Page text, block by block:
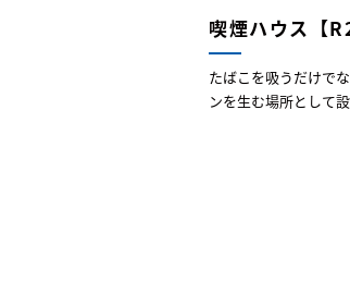
喫煙ハウス【
たばこを吸うだけで
ンを生む場所として